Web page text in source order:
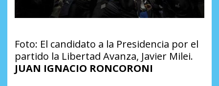
Foto: El candidato a la Presidencia por el
partido la Libertad Avanza, Javier Milei.
JUAN IGNACIO RONCORONI